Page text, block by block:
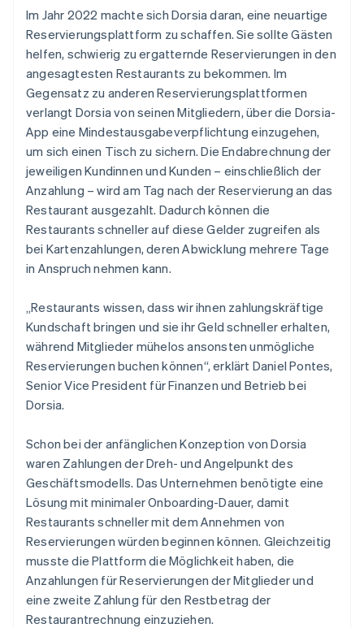
Im Jahr 2022 machte sich Dorsia daran, eine neuartige
Reservierungsplattform zu schaffen. Sie sollte Gästen
helfen, schwierig zu ergatternde Reservierungen in den
angesagtesten Restaurants zu bekommen. Im
Gegensatz zu anderen Reservierungsplattformen
verlangt Dorsia von seinen Mitgliedern, über die Dorsia-
App eine Mindestausgabeverpflichtung einzugehen,
um sich einen Tisch zu sichern. Die Endabrechnung der
jeweiligen Kundinnen und Kunden – einschließlich der
Anzahlung – wird am Tag nach der Reservierung an das
Restaurant ausgezahlt. Dadurch können die
Restaurants schneller auf diese Gelder zugreifen als
bei Kartenzahlungen, deren Abwicklung mehrere Tage
in Anspruch nehmen kann.
„Restaurants wissen, dass wir ihnen zahlungskräftige
Kundschaft bringen und sie ihr Geld schneller erhalten,
während Mitglieder mühelos ansonsten unmögliche
Reservierungen buchen können“, erklärt Daniel Pontes,
Senior Vice President für Finanzen und Betrieb bei
Dorsia.
Schon bei der anfänglichen Konzeption von Dorsia
waren Zahlungen der Dreh- und Angelpunkt des
Geschäftsmodells. Das Unternehmen benötigte eine
Lösung mit minimaler Onboarding-Dauer, damit
Restaurants schneller mit dem Annehmen von
Reservierungen würden beginnen können. Gleichzeitig
musste die Plattform die Möglichkeit haben, die
Anzahlungen für Reservierungen der Mitglieder und
eine zweite Zahlung für den Restbetrag der
Restaurantrechnung einzuziehen.